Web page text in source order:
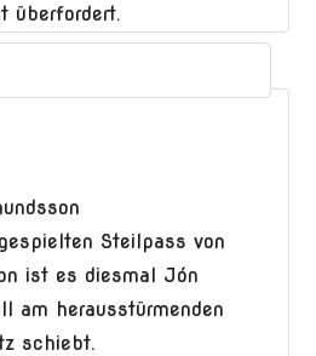
überfordert.
Steilpass von
ist es diesmal Jón
am herausstürmenden
schiebt.